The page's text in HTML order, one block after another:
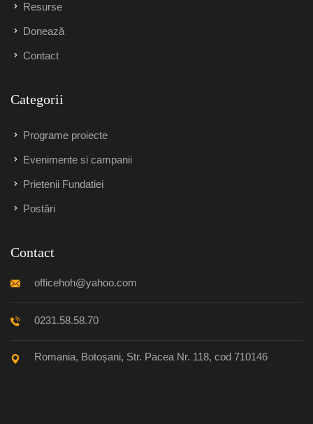
Resurse
Donează
Contact
Categorii
Programe proiecte
Evenimente si campanii
Prietenii Fundatiei
Postări
Contact
officehoh@yahoo.com
0231.58.58.70
Romania, Botoșani, Str. Pacea Nr. 118, cod 710146